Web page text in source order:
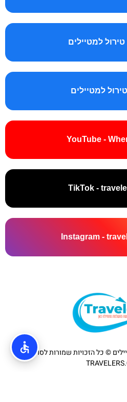
למטיילים
למטיילים
© כל הזכויות שמורות לסוכנות